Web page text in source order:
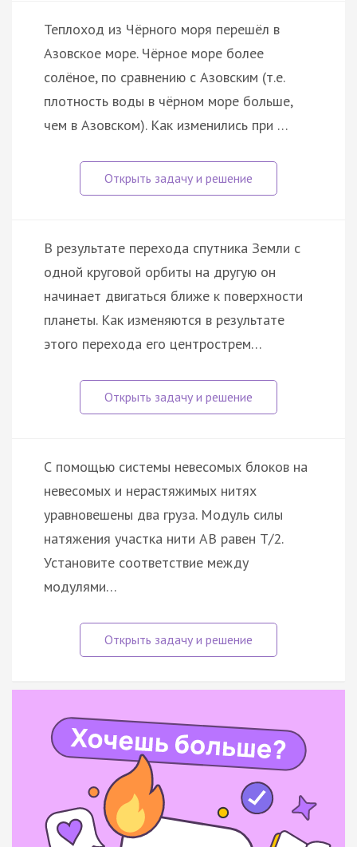
Теплоход из Чёрного моря перешёл в
Азовское море. Чёрное море более
солёное, по сравнению с Азовским (т.е.
плотность воды в чёрном море больше,
чем в Азовском). Как изменились при …
В результате перехода спутника Земли с
одной круговой орбиты на другую он
начинает двигаться ближе к поверхности
планеты. Как изменяются в результате
этого перехода его центрострем…
С помощью системы невесомых блоков на
невесомых и нерастяжимых нитях
уравновешены два груза. Модуль силы
натяжения участка нити AB равен T/2.
Установите соответствие между
модулями…